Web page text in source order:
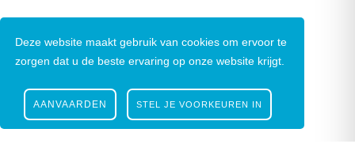
Deze website maakt gebruik van cookies om ervoor te
zorgen dat u de beste ervaring op onze website krijgt.
STEL JE VOORKEUREN IN
AANVAARDEN